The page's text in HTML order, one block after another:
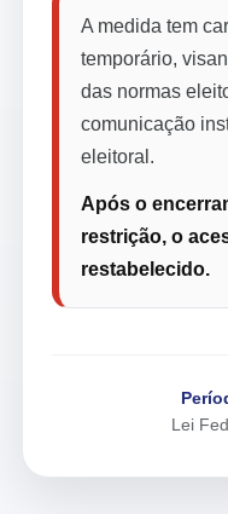
A medida tem
temporário,
das normas
comunicação
eleitoral.
Após o
restrição, o
restabelecido.
Lei